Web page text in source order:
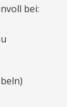
bei: